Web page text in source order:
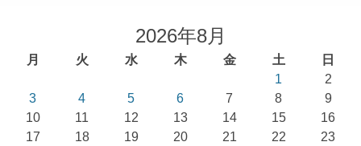
2026年8月
月 火 水 木 金 土
日
1
2
3
4 5 6 7 8
9
10
11 12 13 14 15
16
17
18 19 20 21 22
23